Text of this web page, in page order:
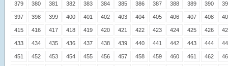
379 380 381 382 383 384 385 386 387 388 389 390
397 398 399 400 401 402 403 404 405 406 407 408
415 416 417 418 419 420 421 422 423 424 425 426
433 434 435 436 437 438 439 440 441 442 443 444
451 452 453 454 455 456 457 458 459 460 461 462